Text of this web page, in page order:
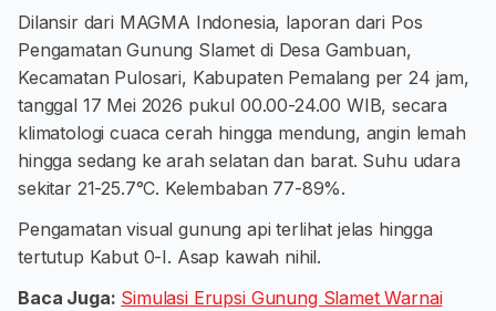
Dilansir dari MAGMA Indonesia, laporan dari Pos
Pengamatan Gunung Slamet di Desa Gambuan,
Kecamatan Pulosari, Kabupaten Pemalang per 24 jam,
tanggal 17 Mei 2026 pukul 00.00-24.00 WIB, secara
klimatologi cuaca cerah hingga mendung, angin lemah
hingga sedang ke arah selatan dan barat. Suhu udara
sekitar 21-25.7°C. Kelembaban 77-89%.
Pengamatan visual gunung api terlihat jelas hingga
tertutup Kabut 0-I. Asap kawah nihil.
Baca Juga: Simulasi Erupsi Gunung Slamet Warnai